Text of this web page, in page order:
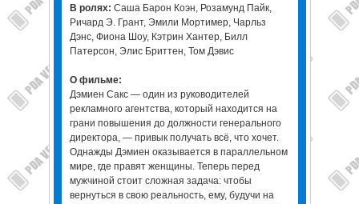
В ролях: Саша Барон Коэн, Розамунд Пайк,
Ричард Э. Грант, Эмили Мортимер, Чарльз
Дэнс, Фиона Шоу, Кэтрин Хантер, Билл
Патерсон, Элис Бриттен, Том Дэвис
О фильме:
Дэмиен Сакс — один из руководителей
рекламного агентства, который находится на
грани повышения до должности генерального
директора, — привык получать всё, что хочет.
Однажды Дэмиен оказывается в параллельном
мире, где правят женщины. Теперь перед
мужчиной стоит сложная задача: чтобы
вернуться в свою реальность, ему, будучи на